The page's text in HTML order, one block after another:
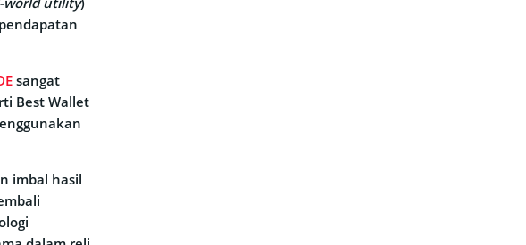
sangat
Best Wallet
imbal hasil